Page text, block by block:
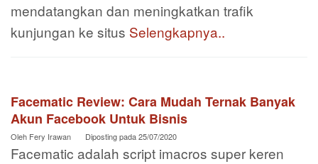
mendatangkan dan meningkatkan trafik
kunjungan ke situs Selengkapnya..
Facematic Review: Cara Mudah Ternak Banyak
Akun Facebook Untuk Bisnis
Oleh Fery Irawan Diposting pada25/07/2020
Facematic adalah script imacros super keren